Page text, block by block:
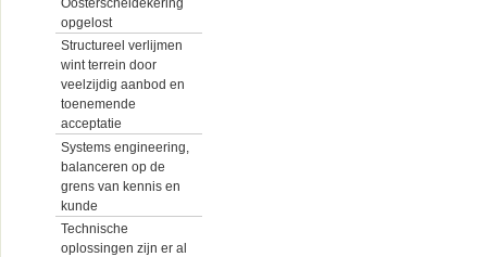
Oosterscheldekering
opgelost
Structureel verlijmen
wint terrein door
veelzijdig aanbod en
toenemende
acceptatie
Systems engineering,
balanceren op de
grens van kennis en
kunde
Technische
oplossingen zijn er al